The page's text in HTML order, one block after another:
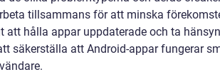
tillsammans för att minska
att hålla appar uppdaterade och ta
säkerställa att Android-appar fungerar